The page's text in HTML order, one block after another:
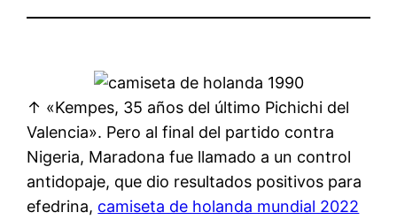
↑ «Kempes, 35 años del último Pichichi del
Valencia». Pero al final del partido contra
Nigeria, Maradona fue llamado a un control
antidopaje, que dio resultados positivos para
efedrina, camiseta de holanda mundial 2022